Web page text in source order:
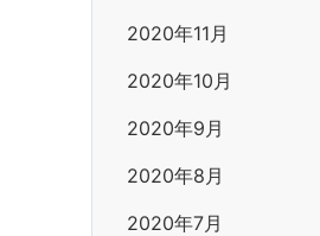
2020年11月
2020年10月
2020年9月
2020年8月
2020年7月